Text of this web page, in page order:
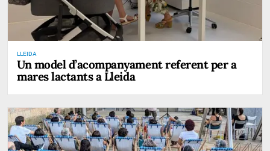
LLEIDA
Un model d’acompanyament referent per a
mares lactants a Lleida